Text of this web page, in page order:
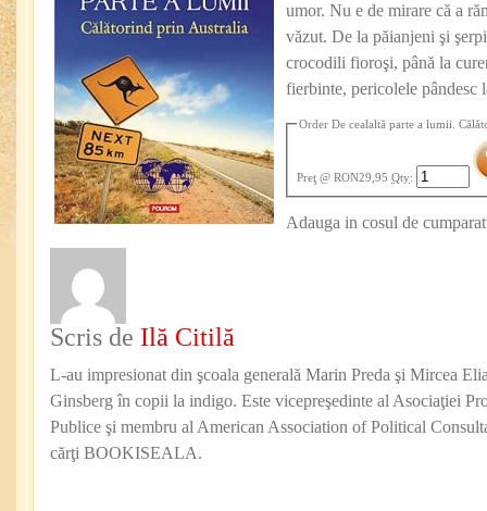
umor. Nu e de mirare că a
văzut. De la păianjeni şi
crocodili fioroşi, până la
fierbinte, pericolele pândesc
Order De cealaltă parte a lumii.
Preţ @ RON29,95 Qty:
Adauga in cosul de
Scris de Ilă Citilă
L-au impresionat din şcoala generală Marin Preda şi Mircea
Ginsberg în copii la indigo. Este vicepreşedinte al Asociaţiei
Publice şi membru al American Association of Political
cărţi BOOKISEALA.